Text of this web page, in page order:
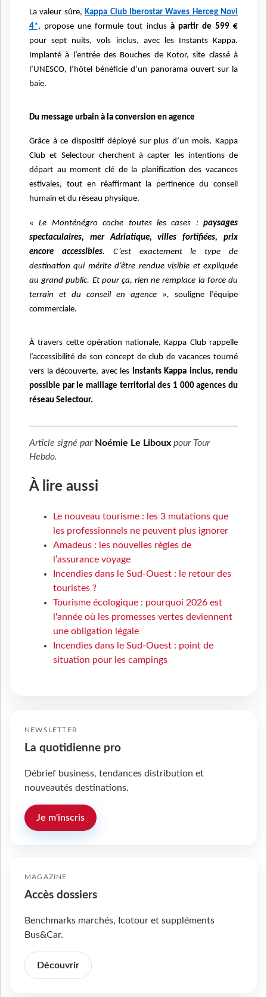
La valeur sûre, Kappa Club Iberostar Waves Herceg Novi
4*, propose une formule tout inclus à partir de 599 €
pour sept nuits, vols inclus, avec les Instants Kappa.
Implanté à l’entrée des Bouches de Kotor, site classé à
l’UNESCO, l’hôtel bénéficie d’un panorama ouvert sur la
baie.
Du message urbain à la conversion en agence
Grâce à ce dispositif déployé sur plus d’un mois, Kappa
Club et Selectour cherchent à capter les intentions de
départ au moment clé de la planification des vacances
estivales, tout en réaffirmant la pertinence du conseil
humain et du réseau physique.
« Le Monténégro coche toutes les cases : paysages
spectaculaires, mer Adriatique, villes fortifiées, prix
encore accessibles. C’est exactement le type de
destination qui mérite d’être rendue visible et expliquée
au grand public. Et pour ça, rien ne remplace la force du
terrain et du conseil en agence », souligne l’équipe
commerciale.
À travers cette opération nationale, Kappa Club rappelle
l’accessibilité de son concept de club de vacances tourné
vers la découverte, avec les Instants Kappa inclus, rendu
possible par le maillage territorial des 1 000 agences du
réseau Selectour.
Article signé par Noémie Le Liboux pour Tour
Hebdo.
À lire aussi
Le nouveau tourisme : les 3 mutations que
les professionnels ne peuvent plus ignorer
Amadeus : les nouvelles règles de
l’assurance voyage
Incendies dans le Sud-Ouest : le retour des
touristes ?
Tourisme écologique : pourquoi 2026 est
l'année où les promesses vertes deviennent
une obligation légale
Incendies dans le Sud-Ouest : point de
situation pour les campings
NEWSLETTER
La quotidienne pro
Débrief business, tendances distribution et
nouveautés destinations.
Je m'inscris
MAGAZINE
Accès dossiers
Benchmarks marchés, Icotour et suppléments
Bus&Car.
Découvrir